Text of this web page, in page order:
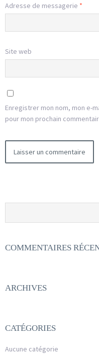
Adresse de messagerie *
Site web
Enregistrer mon nom, mon e-
pour mon prochain
COMMENTAIRES
ARCHIVES
CATÉGORIES
Aucune catégorie